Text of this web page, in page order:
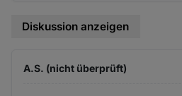
Diskussion anzeigen
A.S. (nicht überprüft)